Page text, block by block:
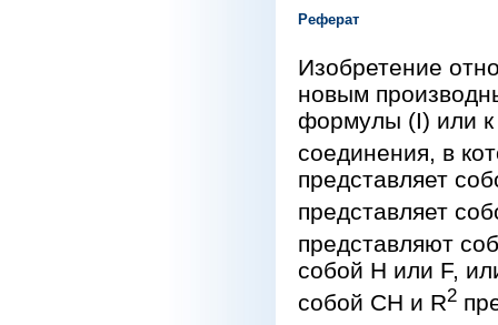
Реферат
Изобретение
новым
формулы (I) или к
соединения, в
представляет
представляет
представляют
собой Н или F,
собой СН и R2